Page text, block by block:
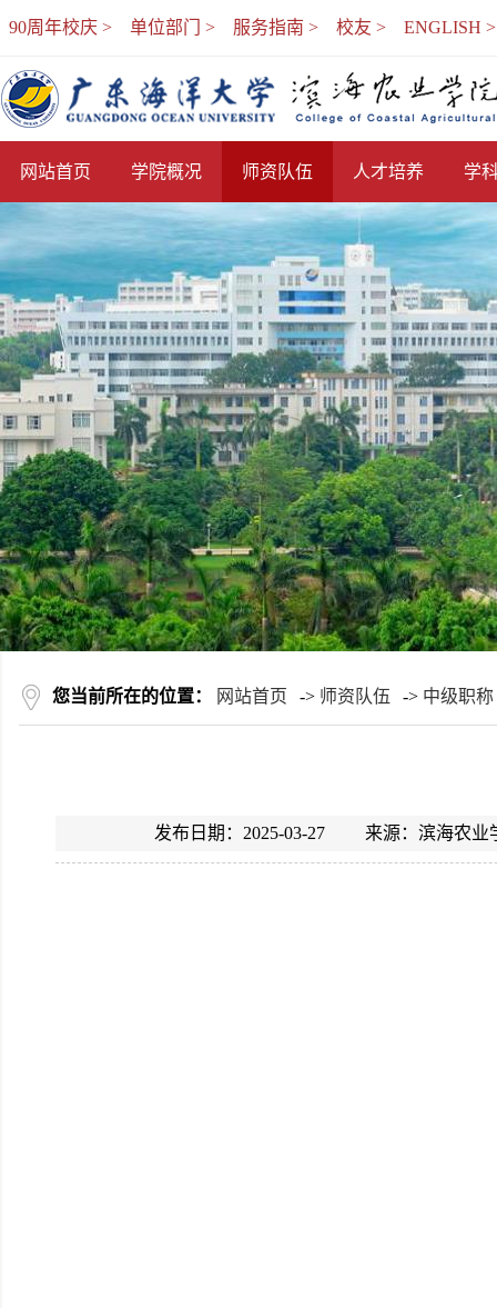
90周年校庆 > 单位部门 > 服务指南 > 校友 > ENGLISH >
网站首页 学院概况 师资队伍 人才培养 学
您当前所在的位置： 网站首页 -> 师资队伍 -> 中级职称
发布日期：2025-03-27 来源：滨海农